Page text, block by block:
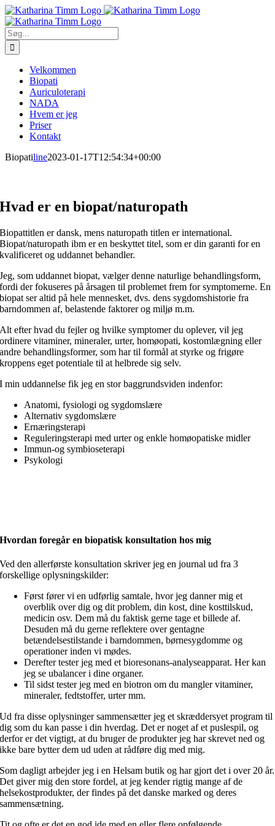
Skip
to
content
Søg
efter:
Velkommen
Biopati
Auriculoterapi
NADA
Hvem er jeg
Priser
Kontakt
Biopatiline2023-01-17T12:54:34+00:00
Hvad er en biopat/naturopath
Biopattitlen er dansk, mens naturopath titlen er international.
Biopat/naturopath ibm er en beskyttet titel, som er din garanti for en
kvalificeret og uddannet behandler.
Jeg, som uddannet biopat, vælger denne naturlige behandlingsform,
fordi der fokuseres på årsagen til problemet frem for symptomerne. En
biopat ser altid på hele mennesket, dvs. dens sygdomshistorie fra
barndommen af, belastende faktorer og miljø m.m.
Alt efter hvad du fejler og hvilke symptomer du oplever, vil jeg
ordinere vitaminer, mineraler, urter, homøopati, kostomlægning eller
andre behandlingsformer, som har til formål at styrke og frigøre
kroppens eget potentiale til at helbrede sig selv.
I min uddannelse fik jeg en stor baggrundsviden indenfor:
Anatomi, fysiologi og sygdomslære
Alternativ sygdomslære
Ernæringsterapi
Reguleringsterapi med urter og enkle homøopatiske midler
Immun-og symbioseterapi
Psykologi
Hvordan foregår en biopatisk konsultation hos mig
Ved den allerførste konsultation skriver jeg en journal ud fra 3
forskellige oplysningskilder:
Først fører vi en udførlig samtale, hvor jeg danner mig et
overblik over dig og dit problem, din kost, dine kosttilskud,
medicin osv. Dem må du faktisk gerne tage et billede af.
Desuden må du gerne reflektere over gentagne
betændelsestilstande i barndommen, børnesygdomme og
operationer inden vi mødes.
Derefter tester jeg med et bioresonans-analyseapparat. Her kan
jeg se ubalancer i dine organer.
Til sidst tester jeg med en biotron om du mangler vitaminer,
mineraler, fedtstoffer, urter mm.
Ud fra disse oplysninger sammensætter jeg et skræddersyet program til
dig som du kan passe i din hverdag. Det er noget af et puslespil, og
derfor er det vigtigt, at du bruger de produkter jeg har skrevet ned og
ikke bare bytter dem ud uden at rådføre dig med mig.
Som dagligt arbejder jeg i en Helsam butik og har gjort det i over 20 år.
Det giver mig den store fordel, at jeg kender rigtig mange af de
helsekostprodukter, der findes på det danske marked og deres
sammensætning.